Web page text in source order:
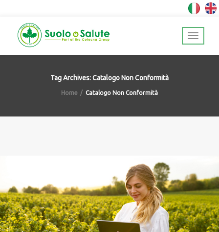
Tag Archives: Catalogo Non Conformità
Home Catalogo Non Conformità